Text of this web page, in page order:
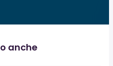
anche